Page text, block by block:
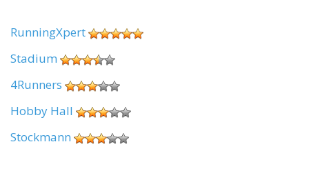
RunningXpert
Stadium
4Runners
Hobby Hall
Stockmann